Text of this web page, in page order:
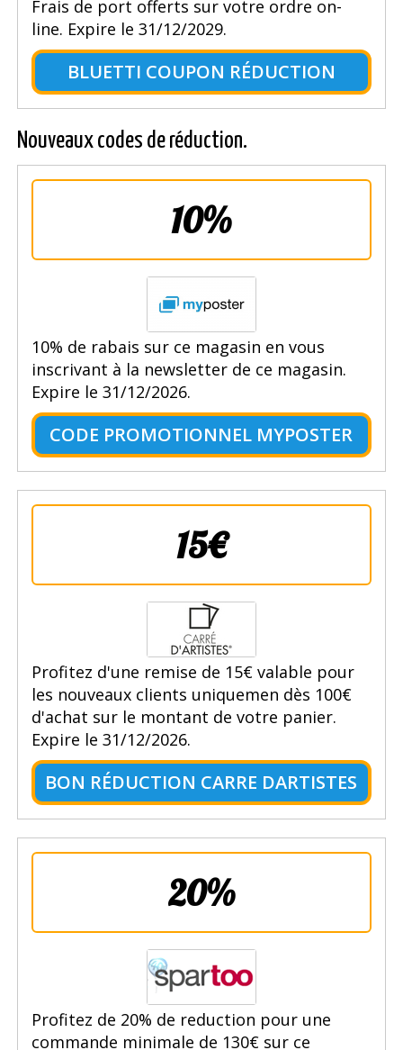
Frais de port offerts sur votre ordre on-
line. Expire le 31/12/2029.
BLUETTI COUPON RÉDUCTION
Nouveaux codes de réduction.
10%
10% de rabais sur ce magasin en vous
inscrivant à la newsletter de ce magasin.
Expire le 31/12/2026.
CODE PROMOTIONNEL MYPOSTER
15€
Profitez d'une remise de 15€ valable pour
les nouveaux clients uniquemen dès 100€
d'achat sur le montant de votre panier.
Expire le 31/12/2026.
BON RÉDUCTION CARRE DARTISTES
20%
Profitez de 20% de reduction pour une
commande minimale de 130€ sur ce